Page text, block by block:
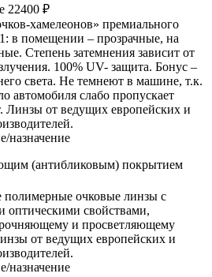
22400 ₽
хамелеонов» премиального
1: в помещении – прозрачные, на
Степень затемнения зависит от
100% UV- защита. Бонус –
света. Не темнеют в машине, т.к.
автомобиля слабо пропускает
Линзы от ведущих европейских и
назначение
(антибликовым) покрытием
полимерные очковые линзы с
оптическими свойствами,
и просветляющему
от ведущих европейских и
назначение